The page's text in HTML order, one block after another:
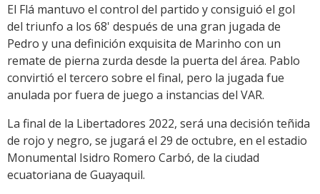
El Flá mantuvo el control del partido y consiguió el gol
del triunfo a los 68' después de una gran jugada de
Pedro y una definición exquisita de Marinho con un
remate de pierna zurda desde la puerta del área. Pablo
convirtió el tercero sobre el final, pero la jugada fue
anulada por fuera de juego a instancias del VAR.
La final de la Libertadores 2022, será una decisión teñida
de rojo y negro, se jugará el 29 de octubre, en el estadio
Monumental Isidro Romero Carbó, de la ciudad
ecuatoriana de Guayaquil.